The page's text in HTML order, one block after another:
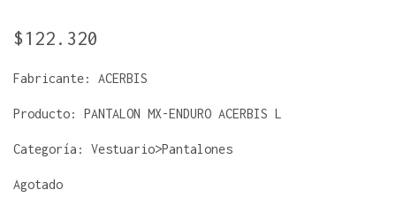
$122.320
Fabricante: ACERBIS
Producto: PANTALON MX-ENDURO ACERBIS L
Categoría: Vestuario>Pantalones
Agotado